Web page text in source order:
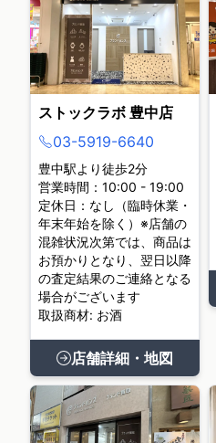
ストックラボ 豊中店
03-5919-6640
豊中駅より徒歩2分
営業時間：10:00 - 19:00
定休日：なし（臨時休業・
年末年始を除く）※店舗の
混雑状況次第では、商品は
お預かりとなり、翌日以降
の査定結果のご連絡となる
場合がございます
取扱商材: お酒
店舗詳細・地図